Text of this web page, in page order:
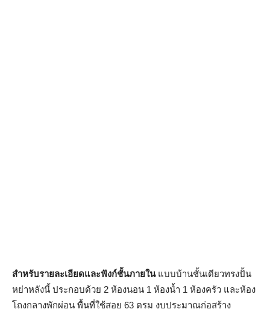
สำหรับรายละเอียดและฟังก์ชั้นภายในแบบบ้านชั้นเดียวทรงปั้น
หย่าหลังนี้ ประกอบด้วย 2 ห้องนอน 1 ห้องน้ำ 1 ห้องครัว และห้อง
โถงกลางพักผ่อน พื้นที่ใช้สอย 63 ตรม งบประมาณก่อสร้าง